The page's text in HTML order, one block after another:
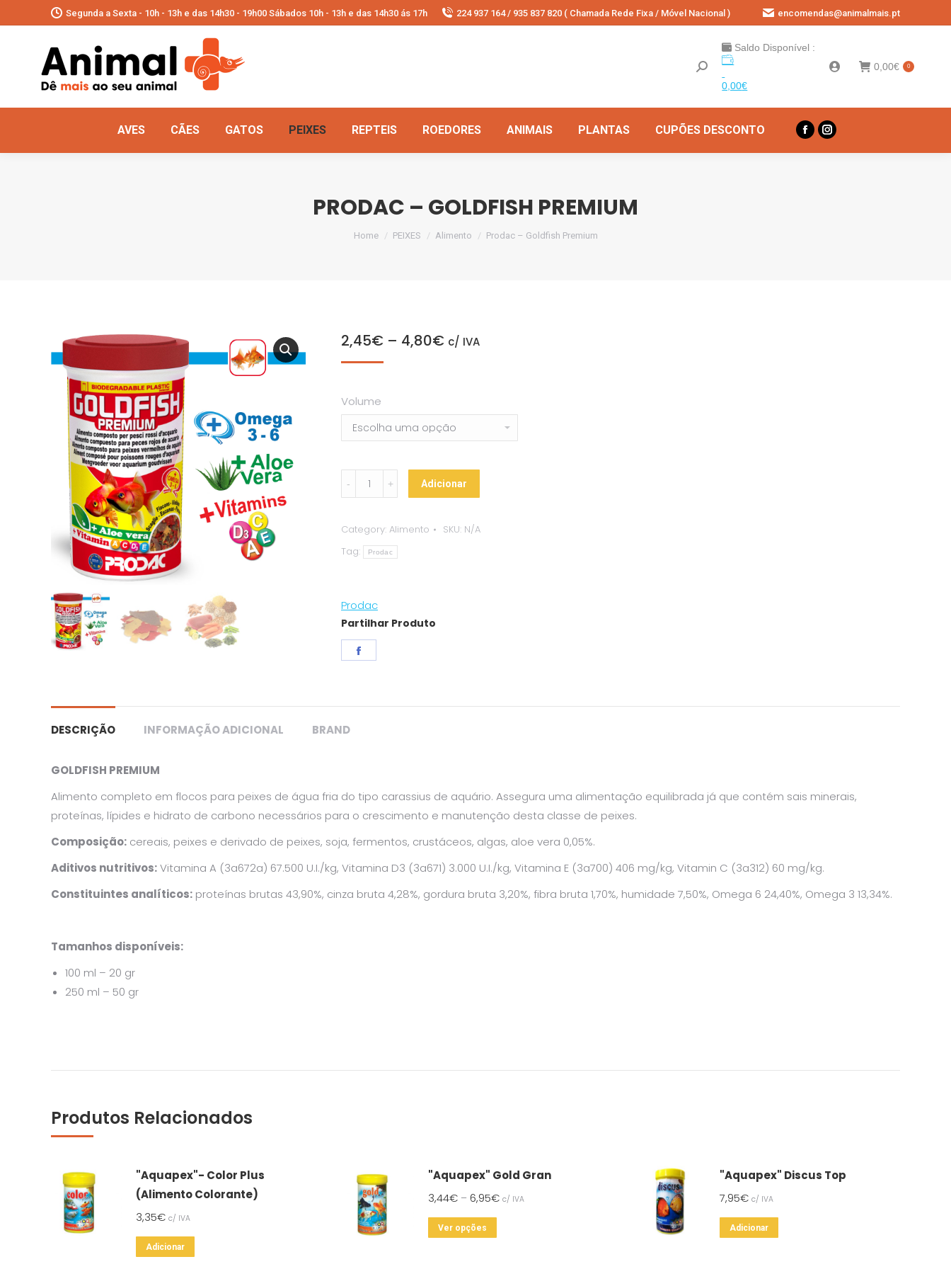
Segunda a Sexta - 10h - 13h e das 14h30 - 19h00 Sábados 10h - 13h e das 14h30 ás 17h 224 937 164 / 935 837 820 ( Chamada Rede Fixa / Móvel Nacional ) encomendas@animalmais.pt
Saldo Disponível :
0,00€
0,00€ 0
AVES CÃES GATOS PEIXES REPTEIS ROEDORES ANIMAIS PLANTAS CUPÕES DESCONTO
Facebook
page
Instagram
page
PRODAC – GOLDFISH PREMIUM
You are here:
Home PEIXES Alimento Prodac – Goldfish Premium
2,45€ – 4,80€ c/ IVA
Volume
Prodac
-
Premium
quantity
Adicionar
Category: Alimento SKU: N/A
Tag:
Prodac
Prodac
Partilhar Produto
DESCRIÇÃO INFORMAÇÃO ADICIONAL BRAND
GOLDFISH PREMIUM
Alimento completo em flocos para peixes de água fria do tipo carassius de aquário. Assegura uma alimentação equilibrada já que contém sais minerais,
proteínas, lípides e hidrato de carbono necessários para o crescimento e manutenção desta classe de peixes.
Composição: cereais, peixes e derivado de peixes, soja, fermentos, crustáceos, algas, aloe vera 0,05%.
Aditivos nutritivos:Vitamina A (3a672a) 67.500 U.I./kg, Vitamina D3 (3a671) 3.000 U.I./kg, Vitamina E (3a700) 406 mg/kg, Vitamin C (3a312) 60 mg/kg.
Constituintes analíticos: proteínas brutas 43,90%, cinza bruta 4,28%, gordura bruta 3,20%, fibra bruta 1,70%, humidade 7,50%, Omega 6 24,40%, Omega 3 13,34%.
Tamanhos disponíveis:
100 ml – 20 gr
250 ml – 50 gr
Produtos Relacionados
"Aquapex"- Color Plus
(Alimento Colorante)
3,35€ c/ IVA
Adicionar
"Aquapex" Gold Gran
3,44€– 6,95€ c/ IVA
Ver opções
"Aquapex" Discus Top
7,95€ c/ IVA
Adicionar